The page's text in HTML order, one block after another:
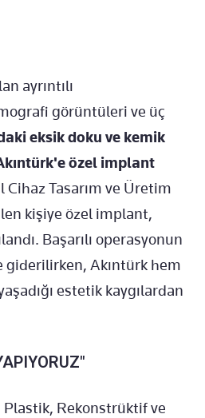
ayrıntılı
görüntüleri ve üç
eksik doku ve kemik
özel implant
Tasarım ve Üretim
kişiye özel implant,
Başarılı operasyonun
giderilirken, Akıntürk hem
estetik kaygılardan
Rekonstrüktif ve